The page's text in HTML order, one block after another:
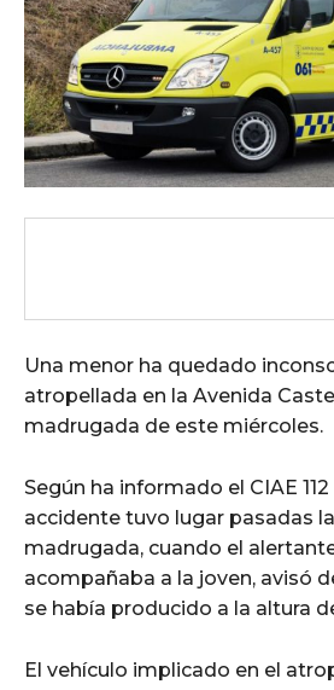
Una menor ha quedado
atropellada en la Avenida
madrugada de este miércoles.
Según ha informado el CIAE 112
accidente tuvo lugar pasadas
madrugada, cuando el
acompañaba a la joven, avisó
se había producido a la altura
El vehículo implicado en el